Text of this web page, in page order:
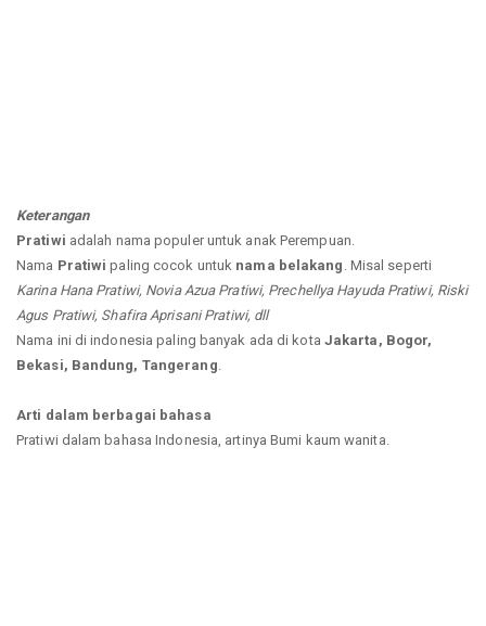
Keterangan
Pratiwi adalah nama populer untuk anak Perempuan.
Nama Pratiwi paling cocok untuk nama belakang . Misal seperti
Karina Hana Pratiwi, Novia Azua Pratiwi, Prechellya Hayuda Pratiwi, Riski
Agus Pratiwi, Shafira Aprisani Pratiwi, dll
Nama ini di indonesia paling banyak ada di kota Jakarta, Bogor,
Bekasi, Bandung, Tangerang
Arti dalam berbagai bahasa
Pratiwi dalam bahasa Indonesia, artinya Bumi kaum wanita.